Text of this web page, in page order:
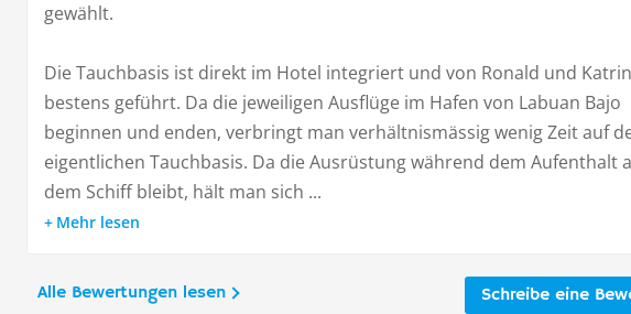
gewählt.
Die Tauchbasis ist direkt im Hotel integriert und von Ronald und Katrin
bestens geführt. Da die jeweiligen Ausflüge im Hafen von Labuan Bajo
beginnen und enden, verbringt man verhältnismässig wenig Zeit auf
eigentlichen Tauchbasis. Da die Ausrüstung während dem Aufenthalt
dem Schiff bleibt, hält man sich ...
Mehr lesen
Schreibe eine
Alle Bewertungen lesen